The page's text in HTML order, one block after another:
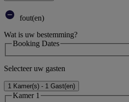
fout(en)
Wat is uw bestemming?
Booking Dates
Selecteer uw gasten
1 Kamer(s) - 1 Gast(en)
Kamer 1